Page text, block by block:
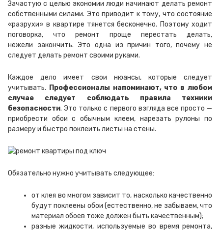
Зачастую с целью экономии люди начинают делать ремонт
собственными силами. Это приводит к тому, что состояние
«разрухи» в квартире тянется бесконечно. Поэтому ходит
поговорка, что ремонт проще перестать делать,
нежели закончить.Это одна из причин того, почему не
следует делать ремонт своими руками.
Каждое дело имеет свои нюансы, которые следует
учитывать. Профессионалы напоминают, что в любом
случае следует соблюдать правила техники
безопасности.Это только с первого взгляда все просто —
приобрести обои с обычным клеем, нарезать рулоны по
размеру и быстро поклеить листы на стены.
Обязательно нужно учитывать следующее:
от клея во многом зависит то, насколько качественно
будут поклеены обои (естественно, не забываем, что
материал обоев тоже должен быть качественным);
разные жидкости, используемые во времяремонта,